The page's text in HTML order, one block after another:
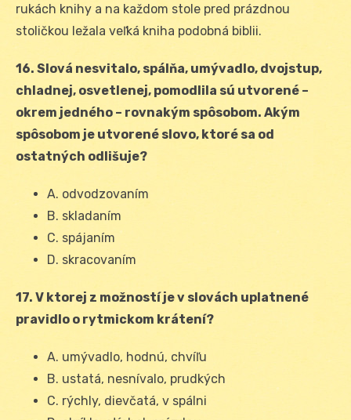
rukách knihy a na každom stole pred prázdnou
stoličkou ležala veľká kniha podobná biblii.
16. Slová nesvitalo, spálňa, umývadlo, dvojstup,
chladnej, osvetlenej, pomodlila sú utvorené –
okrem jedného – rovnakým spôsobom. Akým
spôsobom je utvorené slovo, ktoré sa od
ostatných odlišuje?
A. odvodzovaním
B. skladaním
C. spájaním
D. skracovaním
17. V ktorej z možností je v slovách uplatnené
pravidlo o rytmickom krátení?
A. umývadlo, hodnú, chvíľu
B. ustatá, nesnívalo, prudkých
C. rýchly, dievčatá, v spálni